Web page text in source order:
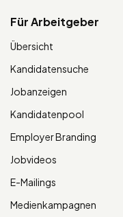
Für Arbeitgeber
Übersicht
Kandidatensuche
Jobanzeigen
Kandidatenpool
Employer Branding
Jobvideos
E-Mailings
Medienkampagnen